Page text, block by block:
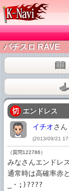
パチスロ RAVE
切 エンドレス
イチオさん
(2013/09/21
（質問122786）
みなさんエンドレ
通常時は高確率赤
_・;)????